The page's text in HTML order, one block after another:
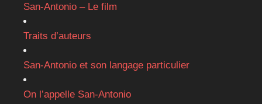
San-Antonio – Le film
Traits d’auteurs
San-Antonio et son langage particulier
On l’appelle San-Antonio